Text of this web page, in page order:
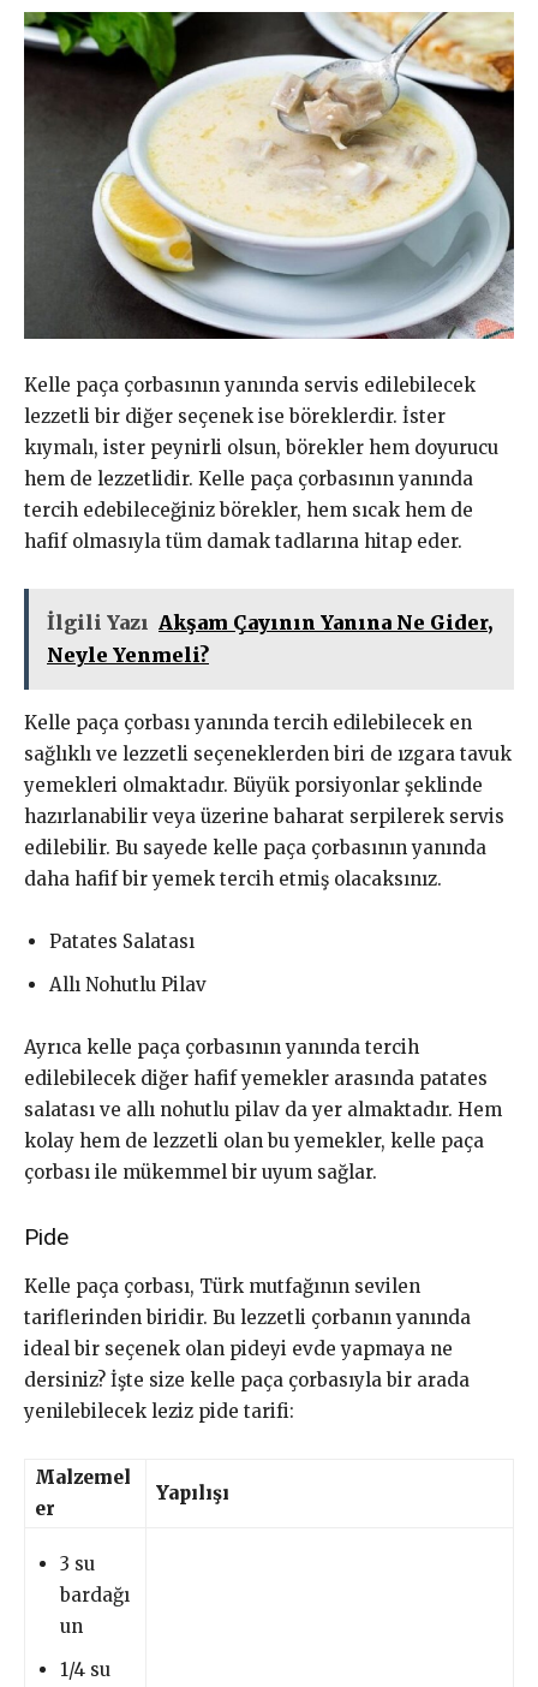
Kelle paça çorbasının yanında servis edilebilecek
lezzetli bir diğer seçenek ise böreklerdir. İster
kıymalı, ister peynirli olsun, börekler hem doyurucu
hem de lezzetlidir. Kelle paça çorbasının yanında
tercih edebileceğiniz börekler, hem sıcak hem de
hafif olmasıyla tüm damak tadlarına hitap eder.
İlgili Yazı Akşam Çayının Yanına Ne Gider,
Neyle Yenmeli?
Kelle paça çorbası yanında tercih edilebilecek en
sağlıklı ve lezzetli seçeneklerden biri de ızgara tavuk
yemekleri olmaktadır. Büyük porsiyonlar şeklinde
hazırlanabilir veya üzerine baharat serpilerek servis
edilebilir. Bu sayede kelle paça çorbasının yanında
daha hafif bir yemek tercih etmiş olacaksınız.
Patates Salatası
Allı Nohutlu Pilav
Ayrıca kelle paça çorbasının yanında tercih
edilebilecek diğer hafif yemekler arasında patates
salatası ve allı nohutlu pilav da yer almaktadır. Hem
kolay hem de lezzetli olan bu yemekler, kelle paça
çorbası ile mükemmel bir uyum sağlar.
Pide
Kelle paça çorbası, Türk mutfağının sevilen
tariflerinden biridir. Bu lezzetli çorbanın yanında
ideal bir seçenek olan pideyi evde yapmaya ne
dersiniz? İşte size kelle paça çorbasıyla bir arada
yenilebilecek leziz pide tarifi:
Malzemel
er
Yapılışı
3 su
bardağı
un
1/4 su